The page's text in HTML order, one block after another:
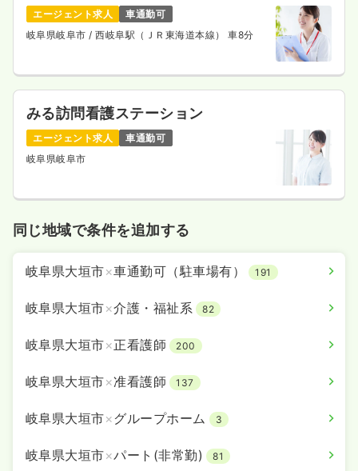
エージェント求人
車通勤可
岐阜県岐阜市 / 西岐阜駅（ＪＲ東海道本線） 車8分
みる訪問看護ステーション
エージェント求人
車通勤可
岐阜県岐阜市
同じ地域で条件を追加する
岐阜県大垣市×車通勤可（駐車場有） 191
岐阜県大垣市×介護・福祉系 82
岐阜県大垣市×正看護師 200
岐阜県大垣市×准看護師 137
岐阜県大垣市×グループホーム 3
岐阜県大垣市×パート(非常勤) 81